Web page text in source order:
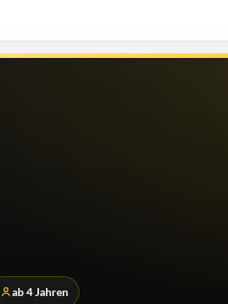
ab 4 Jahren